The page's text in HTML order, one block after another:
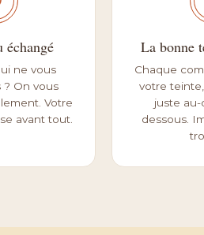
échangé
ne vous
? On vous
Votre
avant tout.
La bonne
Chaque
votre
juste
dessous.